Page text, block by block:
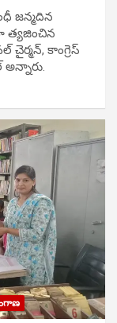
జ‌న్మ‌దిన
త్య‌జించిన
కాంగ్రెస్